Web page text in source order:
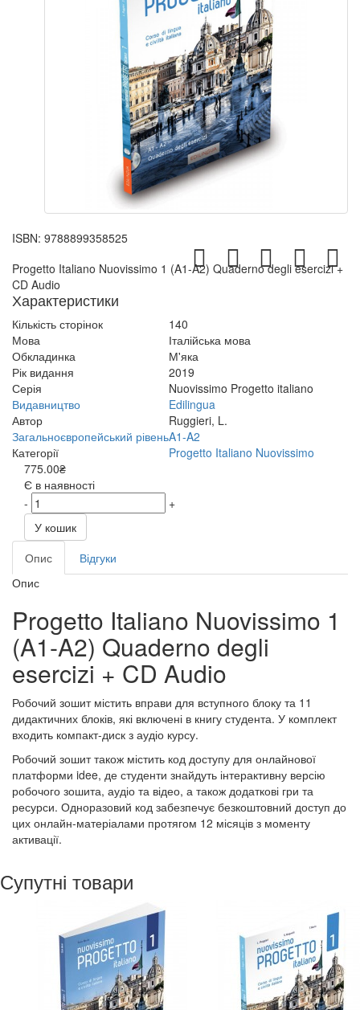
ISBN: 9788899358525
Progetto Italiano Nuovissimo 1 (A1-A2) Quaderno degli esercizi +
CD Audio
Характеристики
Кількість сторінок
140
Мова
Італійська мова
Обкладинка
М'яка
Рік видання
2019
Серія
Nuovissimo Progetto italiano
Видавництво
Edilingua
Автор
Ruggieri, L.
Загальноєвропейський рівеньA1-A2
Категорії
Progetto Italiano Nuovissimo
775.00₴
Є в наявності
-
+
У кошик
Опис
Відгуки
Опис
Progetto Italiano Nuovissimo 1
(A1-A2) Quaderno degli
esercizi + CD Audio
Робочий зошит містить вправи для вступного блоку та 11
дидактичних блоків, які включені в книгу студента. У комплект
входить компакт-диск з аудіо курсу.
Робочий зошит також містить код доступу для онлайнової
платформи idee, де студенти знайдуть інтерактивну версію
робочого зошита, аудіо та відео, а також додаткові гри та
ресурси. Одноразовий код забезпечує безкоштовний доступ до
цих онлайн-матеріалами протягом 12 місяців з моменту
активації.
Супутні товари